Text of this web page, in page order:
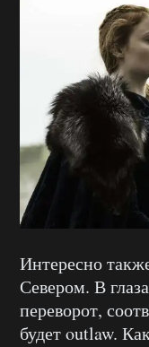
Интересно
Севером. В
переворот,
будет outlaw.